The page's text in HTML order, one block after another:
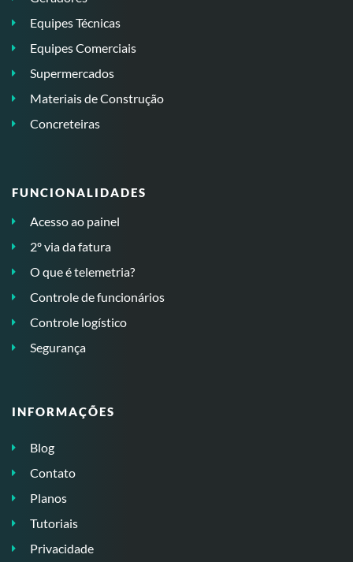
Equipes Técnicas
Equipes Comerciais
Supermercados
Materiais de Construção
Concreteiras
FUNCIONALIDADES
Acesso ao painel
2º via da fatura
O que é telemetria?
Controle de funcionários
Controle logístico
Segurança
INFORMAÇÕES
Blog
Contato
Planos
Tutoriais
Privacidade